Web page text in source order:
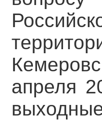
апреля